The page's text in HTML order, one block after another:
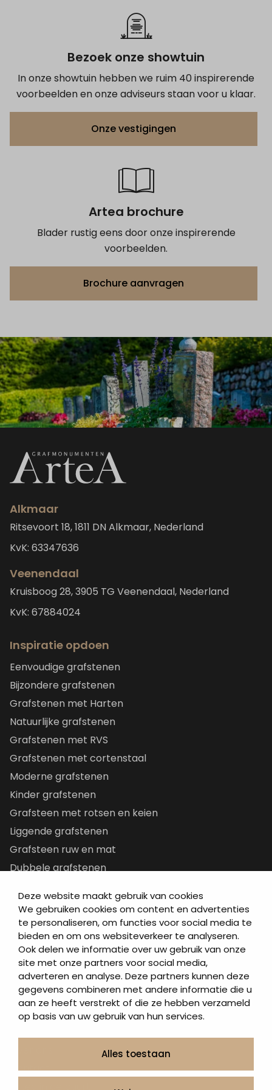
Deze website maakt gebruik van cookies
We gebruiken cookies om content en advertenties
te personaliseren, om functies voor social media te
bieden en om ons websiteverkeer te analyseren.
Ook delen we informatie over uw gebruik van onze
site met onze partners voor social media,
adverteren en analyse. Deze partners kunnen deze
gegevens combineren met andere informatie die u
aan ze heeft verstrekt of die ze hebben verzameld
op basis van uw gebruik van hun services.
Alles toestaan
Bezoek onze showtuin
In onze showtuin hebben we ruim 40 inspirerende
voorbeelden en onze adviseurs staan voor u klaar.
Onze vestigingen
Artea brochure
Blader rustig eens door onze inspirerende
voorbeelden.
Brochure aanvragen
Alkmaar
Ritsevoort 18, 1811 DN Alkmaar, Nederland
KvK: 63347636
Veenendaal
Kruisboog 28, 3905 TG Veenendaal, Nederland
KvK: 67884024
Inspiratie opdoen
Eenvoudige grafstenen
Bijzondere grafstenen
Grafstenen met Harten
Natuurlijke grafstenen
Grafstenen met RVS
Grafstenen met cortenstaal
Moderne grafstenen
Kinder grafstenen
Grafsteen met rotsen en keien
Liggende grafstenen
Grafsteen ruw en mat
Dubbele grafstenen
Letterplaten
Grafzerken kopen
Direct naar
Grafstenen
As artikelen
Urngrafmonumenten
Contact